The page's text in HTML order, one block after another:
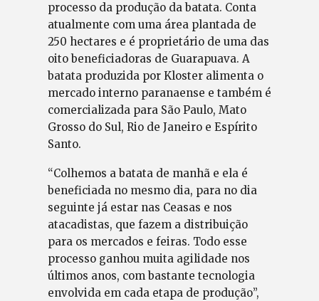
processo da produção da batata. Conta
atualmente com uma área plantada de
250 hectares e é proprietário de uma das
oito beneficiadoras de Guarapuava. A
batata produzida por Kloster alimenta o
mercado interno paranaense e também é
comercializada para São Paulo, Mato
Grosso do Sul, Rio de Janeiro e Espírito
Santo.
“Colhemos a batata de manhã e ela é
beneficiada no mesmo dia, para no dia
seguinte já estar nas Ceasas e nos
atacadistas, que fazem a distribuição
para os mercados e feiras. Todo esse
processo ganhou muita agilidade nos
últimos anos, com bastante tecnologia
envolvida em cada etapa de produção”,